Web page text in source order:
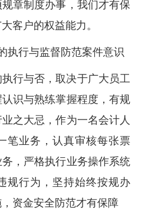
章制度办事，我们才有保
客户的权益能力。
执行与监督防范案件意识
行与否，取决于广大员工
识与熟练掌握程度，有规
之大忌，作为一名会计人
笔业务，认真审核每张票
，严格执行业务操作系统
规行为，坚持始终按规办
资金安全防范才有保障